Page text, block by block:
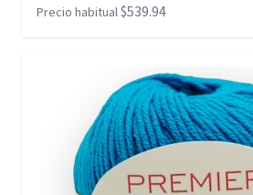
Precio habitual$539.94